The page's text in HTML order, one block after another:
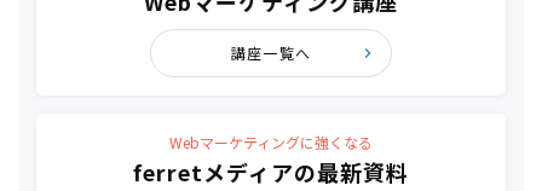
講座一覧へ
Webマーケティングに強くなる
ferretメディアの最新資料